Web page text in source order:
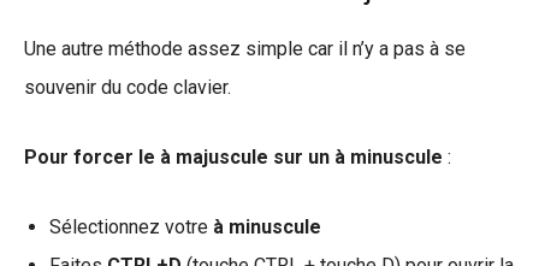
Une autre méthode assez simple car il n’y a pas à se
souvenir du code clavier.
Pour forcer le à majuscule sur un à minuscule :
Sélectionnez votre à minuscule